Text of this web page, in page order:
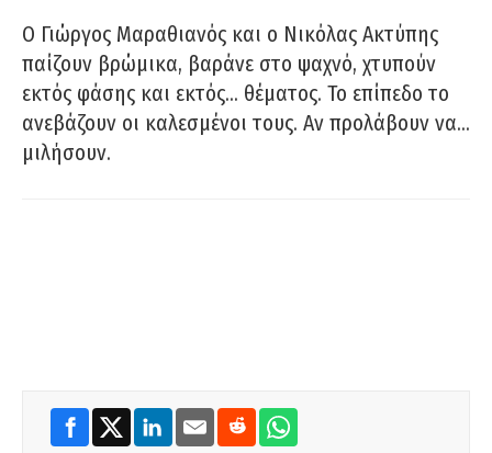
Ο Γιώργος Μαραθιανός και ο Νικόλας Ακτύπης
παίζουν βρώμικα, βαράνε στο ψαχνό, χτυπούν
εκτός φάσης και εκτός… θέματος. Το επίπεδο το
ανεβάζουν οι καλεσμένοι τους. Αν προλάβουν να…
μιλήσουν.